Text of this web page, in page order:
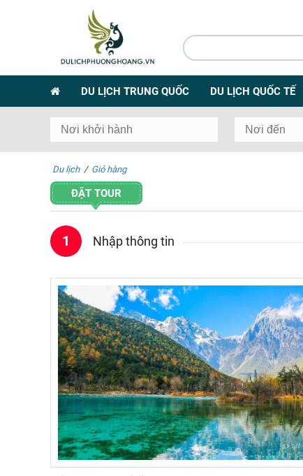
DU LỊCH TRUNG QUỐC DU LỊCH QUỐC TẾ
Du lịch / Giỏ hàng
ĐẶT TOUR
1 Nhập thông tin